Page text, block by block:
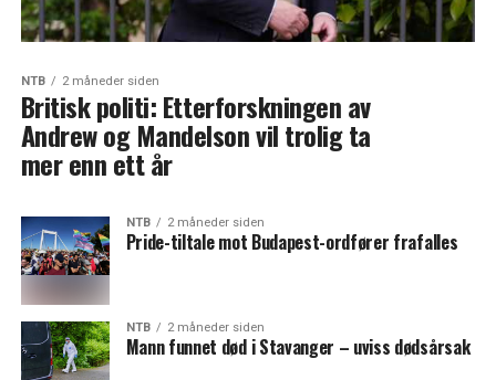
NTB 2 måneder siden
Britisk politi: Etterforskningen av
Andrew og Mandelson vil trolig ta
mer enn ett år
NTB 2 måneder siden
Pride-tiltale mot Budapest-ordfører frafalles
NTB 2 måneder siden
Mann funnet død i Stavanger – uviss dødsårsak